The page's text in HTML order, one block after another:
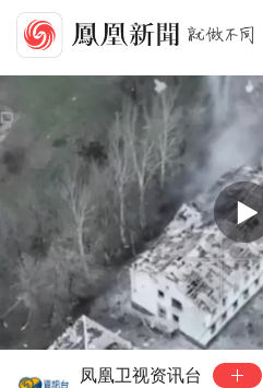
00:00
凤凰卫视资讯台